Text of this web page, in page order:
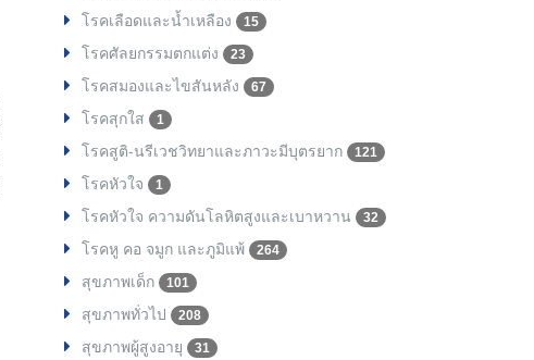
โรคเลือดและน้ำเหลือง 15
โรคศัลยกรรมตกแต่ง 23
โรคสมองและไขสันหลัง 67
โรคสุกใส 1
โรคสูติ-นรีเวชวิทยาและภาวะมีบุตรยาก 121
โรคหัวใจ 1
โรคหัวใจ ความดันโลหิตสูงและเบาหวาน 32
โรคหู คอ จมูก และภูมิแพ้ 264
สุขภาพเด็ก 101
สุขภาพทั่วไป 208
สุขภาพผู้สูงอายุ 31